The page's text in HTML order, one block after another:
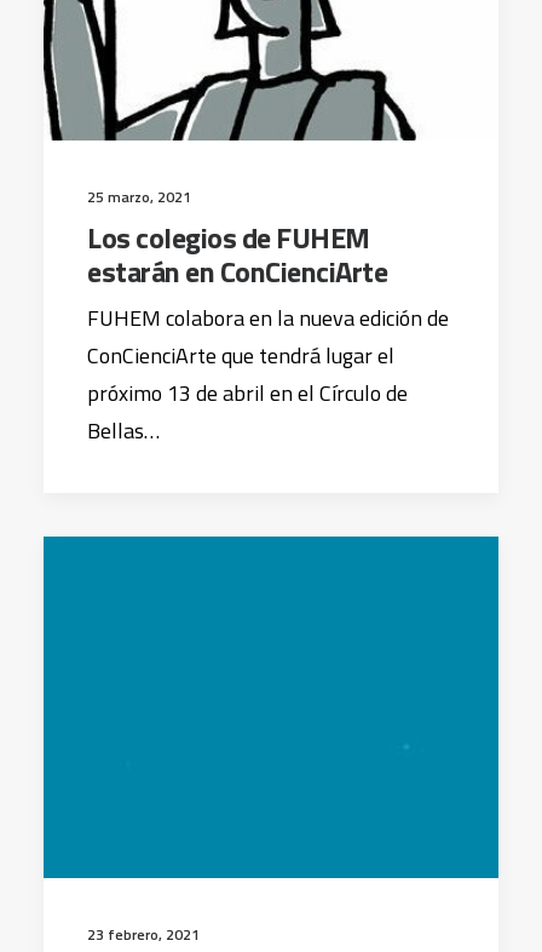
25 marzo, 2021
Los colegios de FUHEM
estarán en ConCienciArte
FUHEM colabora en la nueva edición de
ConCienciArte que tendrá lugar el
próximo 13 de abril en el Círculo de
Bellas…
23 febrero, 2021